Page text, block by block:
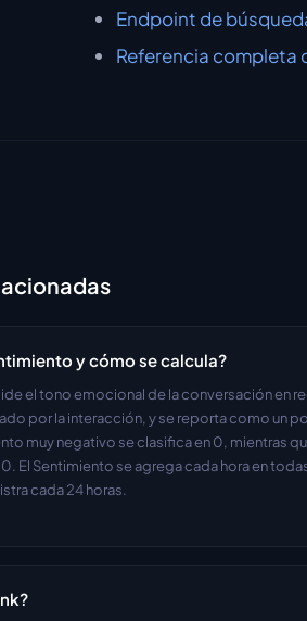
Endpoint de
Referencia completa
y cómo se calcula?
el tono emocional de la conversación en
por la interacción, y se reporta como un
muy negativo se clasifica en 0, mientras
El Sentimiento se agrega cada hora en
cada 24 horas.